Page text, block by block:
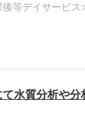
後等デイサービス
水質分析や